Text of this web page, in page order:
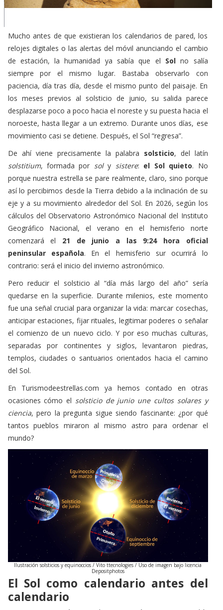
de estación, la humanidad ya sabía que el
Solno salía
siempre por el mismo lugar. Bastaba observarlo con
paciencia, día tras día, desde el mismo punto del paisaje. En
los meses previos al solsticio de junio, su salida parece
desplazarse poco a poco hacia el noreste y su puesta hacia el
noroeste, hasta llegar a un extremo. Durante unos días, ese
movimiento casi se detiene. Después, el Sol “regresa”.
De ahí viene precisamente la palabrasolsticio, del latín
porque nuestra estrella se pare realmente, claro, sino porque
así lo percibimos desde la Tierra debido a la inclinación de su
eje y a su movimiento alrededor del Sol. En 2026, según los
cálculos del
Geográfico Nacional
, el verano en el hemisferio norte
peninsular española
contrario: será el inicio del invierno astronómico.
Pero reducir el solsticio al “día más largo del año” sería
fue una señal crucial para organizar la vida: marcar cosechas,
anticipar estaciones, fijar rituales, legitimar poderes o señalar
el comienzo de un nuevo ciclo. Y por eso muchas culturas,
separadas por continentes y siglos, levantaron piedras,
templos, ciudades o santuarios orientados hacia el camino
del Sol.
En Turismodeestrellas.com ya hemos contado en otras
, pero la pregunta sigue siendo fascinante: ¿por qué
tantos pueblos miraron al mismo astro para ordenar el
mundo?
Ilustración solsticios y equinoccios / Vito ttecnologies / Uso de imagen bajo licencia
Depositphotos
El Sol como calendario antes del
calendario
La respuesta más inmediata es práctica. Quien sabía